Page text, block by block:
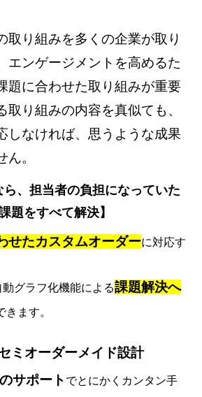
取り組みを多くの企業が取り
エンゲージメントを高めるた
題に合わせた取り組みが重要
取り組みの内容を真似ても、
しなければ、思うような成果
。
ら、担当者の負担になっていた
題をすべて解決】
せたカスタムオーダーに対応す
グラフ化機能による課題解決へ
きます。
ミオーダーメイド設計
サポート でとにかくカンタン手